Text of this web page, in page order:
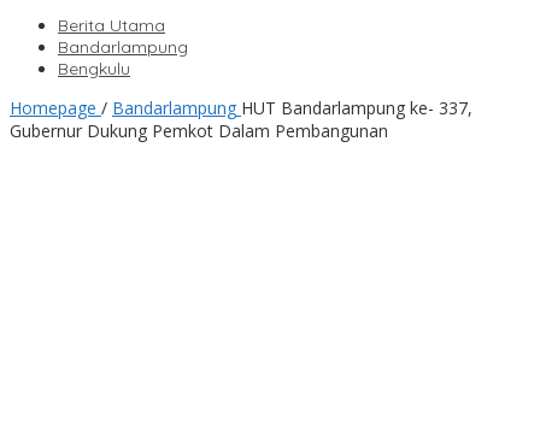
Berita Utama
Bandarlampung
Bengkulu
Homepage / Bandarlampung HUT Bandarlampung ke- 337,
Gubernur Dukung Pemkot Dalam Pembangunan